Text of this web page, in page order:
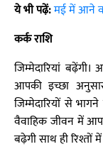
ये भी पढ़ें:मई में आने
कर्क राशि
जिम्मेदारियां
आपकी इच्छा
जिम्मेदारियों से
वैवाहिक जीवन में
बढ़ेगी साथ ही रिश्तों